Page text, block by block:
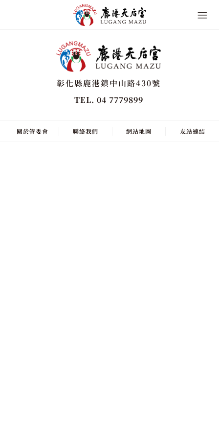
彰化縣鹿港鎮中山路430號
TEL. 04 7779899
關於管委會 聯絡我們 網站地圖 友站連結